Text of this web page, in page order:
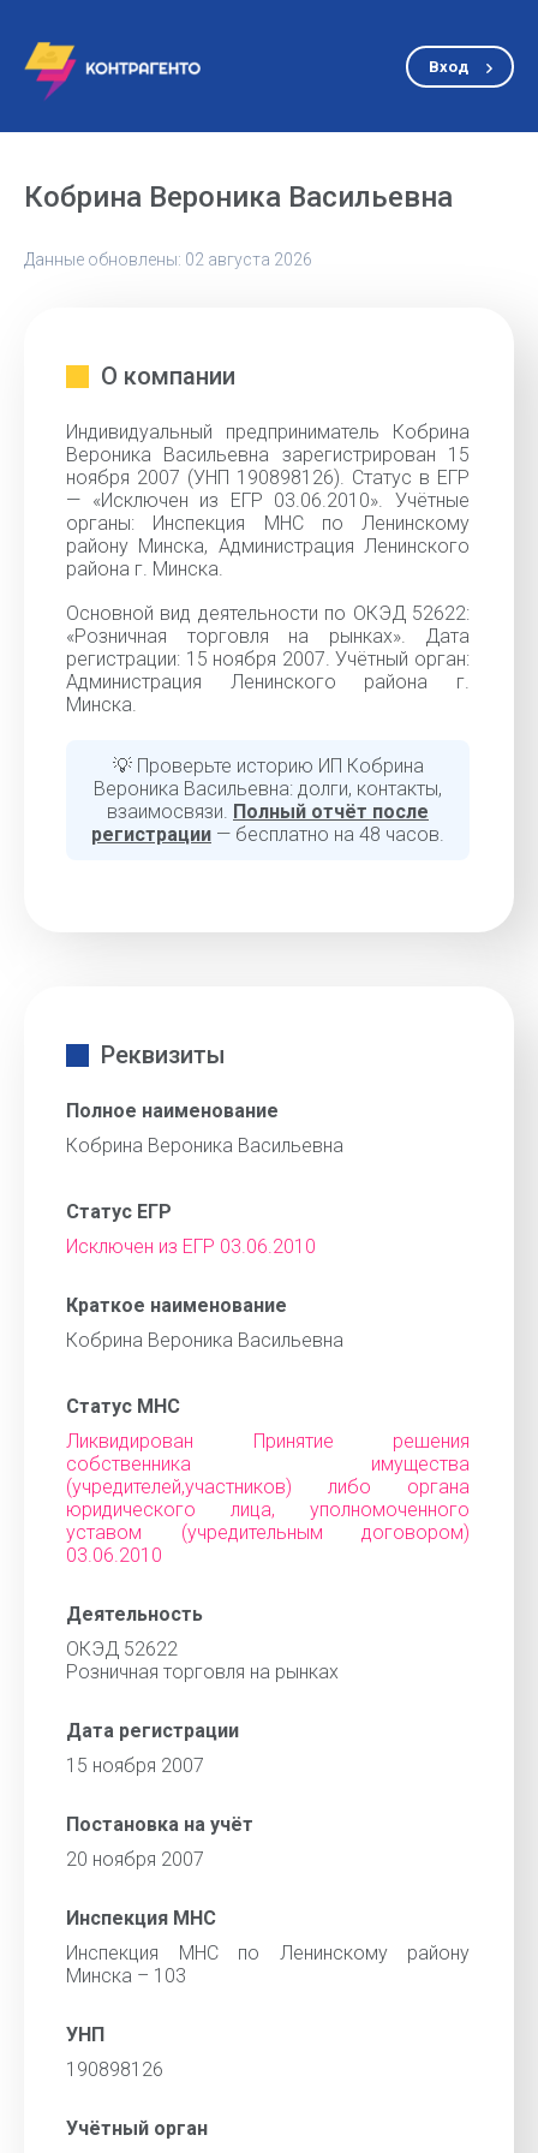
Вход
Кобрина Вероника Васильевна
Данные обновлены: 02 августа 2026
О компании
Индивидуальный предприниматель Кобрина
Вероника Васильевна зарегистрирован 15
ноября 2007 (УНП 190898126). Статус в ЕГР
— «Исключен из ЕГР 03.06.2010». Учётные
органы: Инспекция МНС по Ленинскому
району Минска, Администрация Ленинского
района г. Минска.
Основной вид деятельности по ОКЭД 52622:
«Розничная торговля на рынках». Дата
регистрации: 15 ноября 2007. Учётный орган:
Администрация Ленинского района г.
Минска.
💡 Проверьте историю ИП Кобрина
Вероника Васильевна: долги, контакты,
взаимосвязи. Полный отчёт после
регистрации — бесплатно на 48 часов.
Реквизиты
Полное наименование
Кобрина Вероника Васильевна
Статус ЕГР
Исключен из ЕГР 03.06.2010
Краткое наименование
Кобрина Вероника Васильевна
Статус МНС
Ликвидирован Принятие решения
собственника имущества
(учредителей,участников) либо органа
юридического лица, уполномоченного
уставом (учредительным договором)
03.06.2010
Деятельность
ОКЭД 52622
Розничная торговля на рынках
Дата регистрации
15 ноября 2007
Постановка на учёт
20 ноября 2007
Инспекция МНС
Инспекция МНС по Ленинскому району
Минска – 103
УНП
190898126
Учётный орган